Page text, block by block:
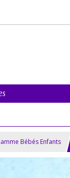
Bébés Enfants